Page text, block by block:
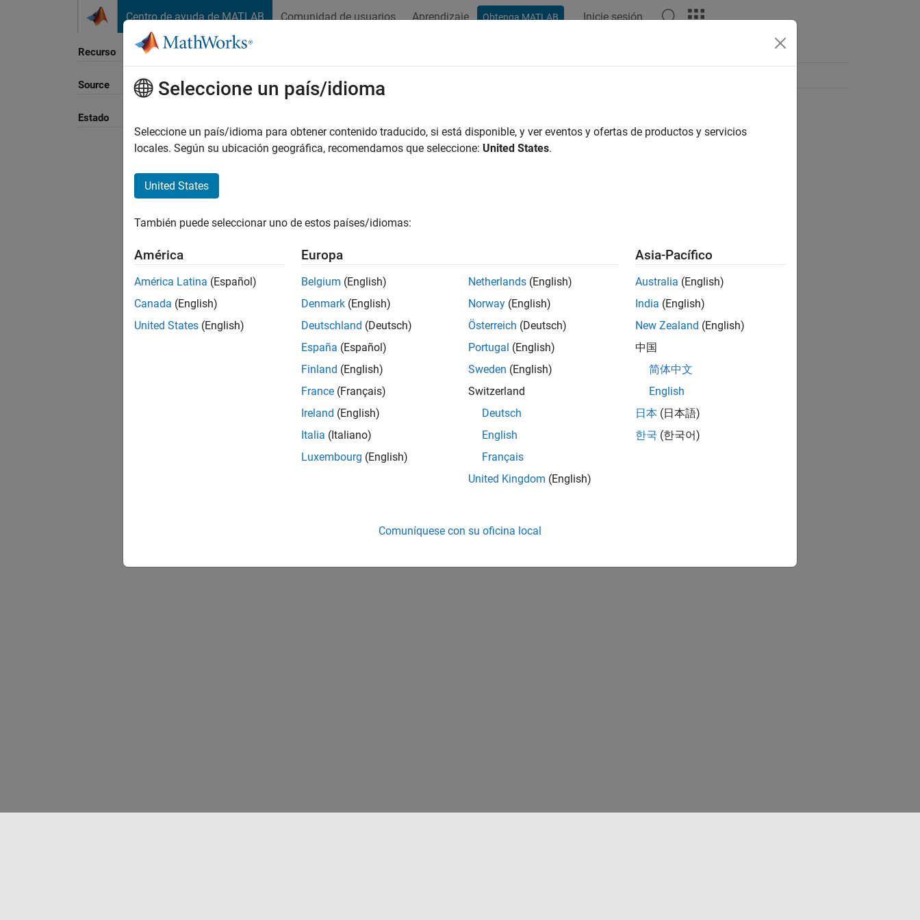
Centro de ayuda de MATLAB Comunidad de usuarios Aprendizaje Obtenga MATLAB Inicie sesión
Recurso
Source
Estado
Seleccione un país/idioma
Seleccione un país/idioma para obtener contenido traducido, si está disponible, y ver eventos y ofertas de productos y servicios
locales. Según su ubicación geográfica, recomendamos que seleccione: United States.
United States
También puede seleccionar uno de estos países/idiomas:
América
América Latina (Español)
Canada (English)
United States (English)
Europa
Belgium (English)
Denmark (English)
Deutschland (Deutsch)
España (Español)
Finland (English)
France (Français)
Ireland (English)
Italia (Italiano)
Luxembourg (English)
Netherlands (English)
Norway (English)
Österreich (Deutsch)
Portugal (English)
Sweden (English)
Switzerland
Deutsch
English
Français
United Kingdom (English)
Asia-Pacífico
Australia (English)
India (English)
New Zealand (English)
中国
简体中文
English
日本 (日本語)
한국 (한국어)
Comuníquese con su oficina local